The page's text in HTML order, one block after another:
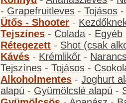
- Grapefruitleves -Tojásos
Ütős - Shooter -
Tejszínes - Colada - Egyéb
Rétegezett - Shot (csak
Kávés - Krémlikőr -
Tejszínes -Tojásos -
Alkoholmentes -Joghurt
alapú - Gyümölcslé alapú -